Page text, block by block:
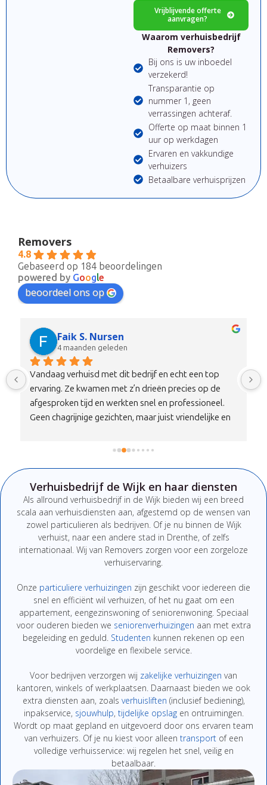
Vrijblijvende offerte
aanvragen?
Waarom verhuisbedrijf
Removers?
Bij ons is uw inboedel
verzekerd!
Transparantie op
nummer 1, geen
verrassingen achteraf.
Offerte op maat binnen 1
uur op werkdagen
Ervaren en vakkundige
verhuizers
Betaalbare verhuisprijzen
Removers
4.8
Gebaseerd op 184 beoordelingen
powered by Google
beoordeel ons op
Faik S. Nursen
4 maanden geleden
Vandaag verhuisd met dit bedrijf en echt een top
ervaring. Ze kwamen met z’n drieën precies op de
afgesproken tijd en werkten snel en professioneel.
Geen chagrijnige gezichten, maar juist vriendelijke en
zorgvuldig en met aandacht vervoerd, zonder
je hier absoluut goed. Zeker een bedrijf om te
onthouden en aan te bevelen!
Verhuisbedrijf de Wijk en haar diensten
Als allround verhuisbedrijf in de Wijk bieden wij een breed
scala aan verhuisdiensten aan, afgestemd op de wensen van
zowel particulieren als bedrijven. Of je nu binnen de Wijk
verhuist, naar een andere stad in Drenthe, of zelfs
internationaal. Wij van Removers zorgen voor een zorgeloze
verhuiservaring.
Onze particuliere verhuizingen zijn geschikt voor iedereen die
snel en efficiënt wil verhuizen, of het nu gaat om een
appartement, eengezinswoning of seniorenwoning. Speciaal
voor ouderen bieden we seniorenverhuizingen aan met extra
begeleiding en geduld. Studenten kunnen rekenen op een
voordelige en flexibele service.
Voor bedrijven verzorgen wij zakelijke verhuizingen van
kantoren, winkels ofwerkplaatsen. Daarnaast bieden we ook
extra diensten aan, zoals verhuisliften (inclusief bediening),
inpakservice, sjouwhulp, tijdelijke opslag en ontruimingen
Wordt op maat gepland en uitgevoerd door ons ervaren team
van verhuizers. Of je nu kiest voor alleen transport of een
volledige verhuisservice: wij regelen het snel, veilig en
betaalbaar.